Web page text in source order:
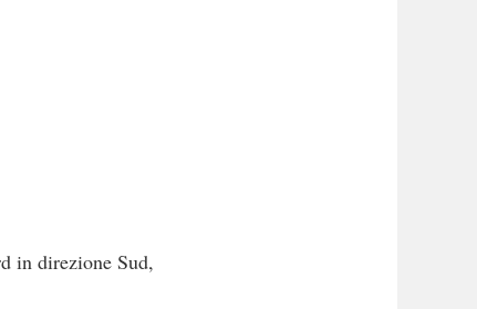
in direzione Sud,